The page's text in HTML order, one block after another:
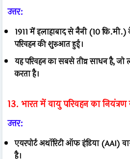
उत्तर:
1911 में इलाहाबाद से नैनी (10
परिवहन की शुरुआत हुई।
यह परिवहन का सबसे तीव्र साधन है,
करता है।
13. भारत में वायु परिवहन का
उत्तर:
एयरपोर्ट अथॉरिटी ऑफ इंडिया (AAI)
है।